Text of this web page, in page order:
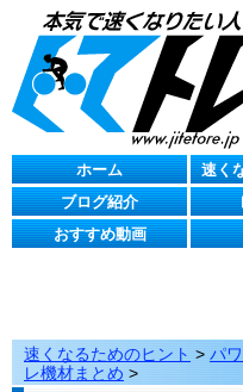
ホーム
速く
ブログ紹介
おすすめ動画
速くなるためのヒント > パ
レ機材まとめ >